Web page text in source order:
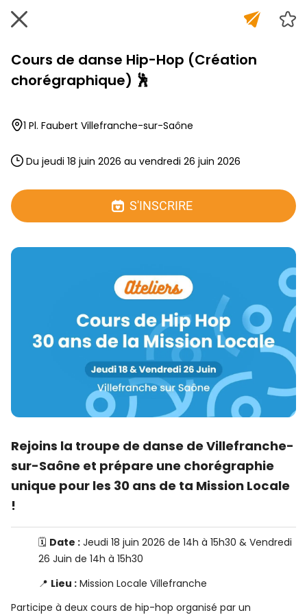
Cours de danse Hip-Hop (Création
chorégraphique) 🕺
1 Pl. Faubert Villefranche-sur-Saône
Du jeudi 18 juin 2026 au vendredi 26 juin 2026
S'INSCRIRE
Rejoins la troupe de danse de Villefranche-
sur-Saône et prépare une chorégraphie
unique pour les 30 ans de ta Mission Locale
!
🗓️ Date : Jeudi 18 juin 2026 de 14h à 15h30 & Vendredi
26 Juin de 14h à 15h30
📍 Lieu : Mission Locale Villefranche
Participe à deux cours de hip-hop organisé par un